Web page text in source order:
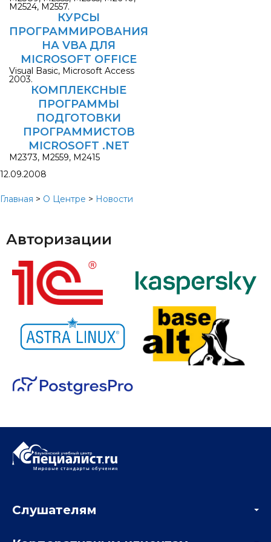
М2524, М2557.
КУРСЫ
ПРОГРАММИРОВАНИЯ
НА VBA ДЛЯ
MICROSOFT OFFICE
Visual Basic, Microsoft Access
2003.
КОМПЛЕКСНЫЕ
ПРОГРАММЫ
ПОДГОТОВКИ
ПРОГРАММИСТОВ
MICROSOFT .NET
M2373, M2559, М2415
12.09.2008
Главная > О Центре > Новости
Авторизации
Слушателям